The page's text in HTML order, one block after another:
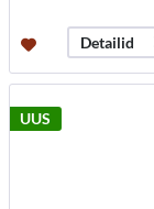
Detailid
UUS